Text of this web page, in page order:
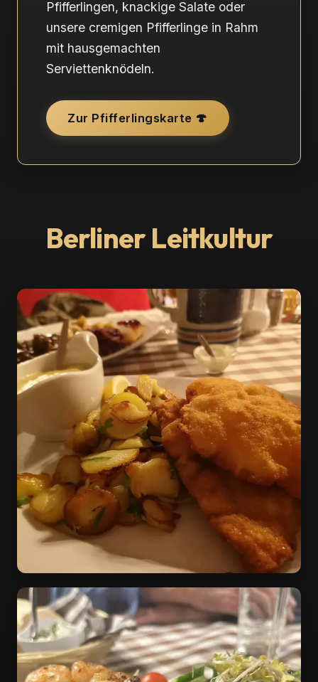
Pfifferlingen, knackige Salate oder
unsere cremigen Pfifferlinge in Rahm
mit hausgemachten
Serviettenknödeln.
Zur Pfifferlingskarte 🍄
Berliner Leitkultur